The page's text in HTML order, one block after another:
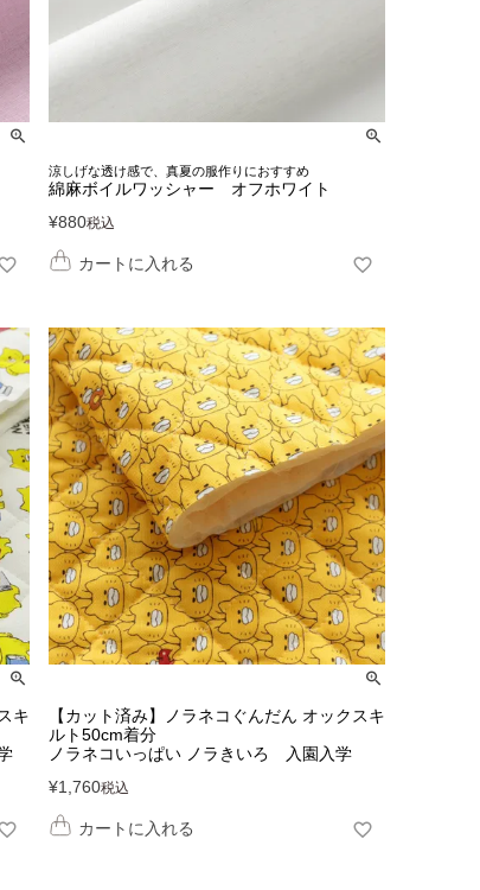
涼しげな透け感で、真夏の服作りにおすすめ
綿麻ボイルワッシャー オフホワイト
¥880税込
カートに入れる
キ
【カット済み】ノラネコぐんだん オックスキ
ルト50cm着分
ノラネコいっぱい ノラきいろ 入園入学
¥1,760税込
カートに入れる